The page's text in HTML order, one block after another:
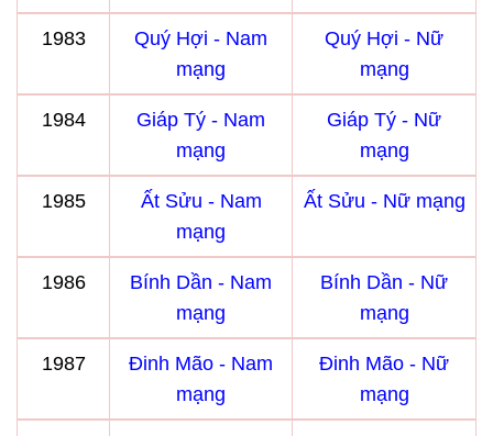
1983
Quý Hợi - Nam
mạng
Quý Hợi - Nữ
mạng
1984
Giáp Tý - Nam
mạng
Giáp Tý - Nữ
mạng
1985
Ất Sửu - Nam
mạng
Ất Sửu - Nữ mạng
1986
Bính Dần - Nam
mạng
Bính Dần - Nữ
mạng
1987
Đinh Mão - Nam
mạng
Đinh Mão - Nữ
mạng